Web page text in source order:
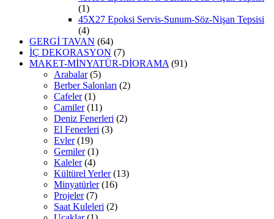
(1)
45X27 Epoksi Servis-Sunum-Söz-Nişan Tepsisi
(4)
GERGİ TAVAN (64)
İÇ DEKORASYON (7)
MAKET-MİNYATÜR-DİORAMA (91)
Arabalar (5)
Berber Salonları (2)
Cafeler (1)
Camiler (11)
Deniz Fenerleri (2)
El Fenerleri (3)
Evler (19)
Gemiler (1)
Kaleler (4)
Kültürel Yerler (13)
Minyatürler (16)
Projeler (7)
Saat Kuleleri (2)